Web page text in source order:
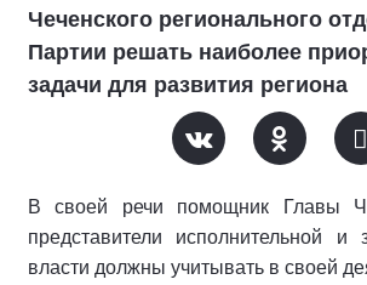
Чеченского регионального
Партии решать наиболее
задачи для развития региона
В своей речи помощник Главы
представители исполнительной и
власти должны учитывать в своей